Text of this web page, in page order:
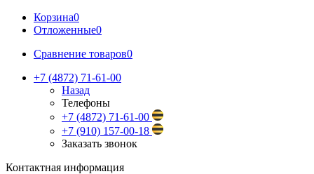
Корзина0
Отложенные0
Сравнение товаров0
+7 (4872) 71-61-00
Назад
Телефоны
+7 (4872) 71-61-00
+7 (910) 157-00-18
Заказать звонок
Контактная информация